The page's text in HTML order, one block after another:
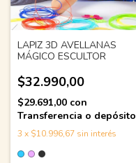
LAPIZ 3D AVELLANAS
MÁGICO ESCULTOR
$32.990,00
$29.691,00 con
Transferencia o depósito
3 x $10.996,67 sin interés